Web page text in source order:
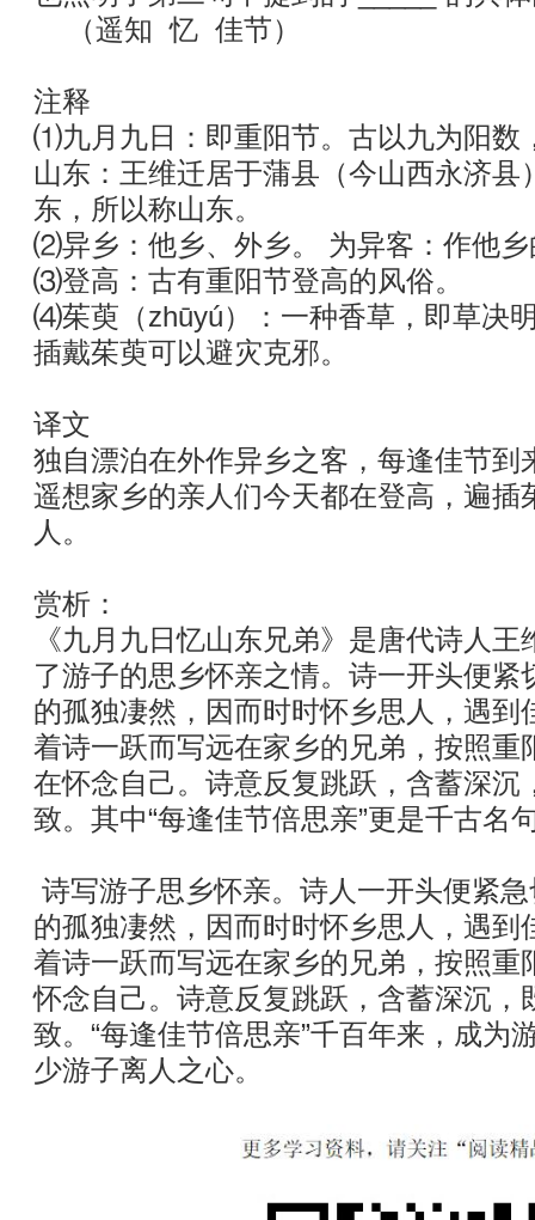
（遥知 忆 佳节）
注释
⑴九月九日：即重阳节。古以九为阳数
山东：王维迁居于蒲县（今山西永济县
东，所以称山东。
⑵异乡：他乡、外乡。 为异客：作他乡
⑶登高：古有重阳节登高的风俗。
⑷茱萸（zhūyú）：一种香草，即草决
插戴茱萸可以避灾克邪。
译文
独自漂泊在外作异乡之客，每逢佳节到
遥想家乡的亲人们今天都在登高，遍插
人。
赏析：
《九月九日忆山东兄弟》是唐代诗人
了游子的思乡怀亲之情。诗一开头便紧
的孤独凄然，因而时时怀乡思人，遇到
着诗一跃而写远在家乡的兄弟，按照重
在怀念自己。诗意反复跳跃，含蓄深沉
致。其中“每逢佳节倍思亲”更是千古名
诗写游子思乡怀亲。诗人一开头便紧
的孤独凄然，因而时时怀乡思人，遇到
着诗一跃而写远在家乡的兄弟，按照重
怀念自己。诗意反复跳跃，含蓄深沉，
致。“每逢佳节倍思亲”千百年来，成为
少游子离人之心。